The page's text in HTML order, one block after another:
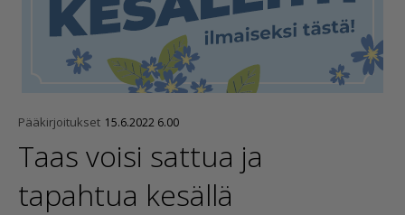
Pääkirjoitukset 15.6.2022 6.00
Taas voisi sattua ja
tapahtua kesällä